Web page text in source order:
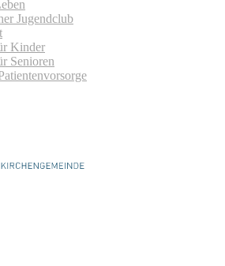
Jugendclub
Kinder
Senioren